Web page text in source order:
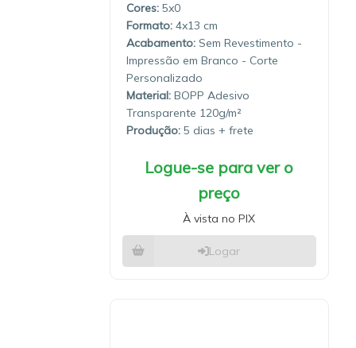
5x0
4x13
Sem Revestimento -
Impressão em Branco - Corte
Personalizado
Material: BOPP Adesivo
Transparente 120g/m²
Produção: 5 dias
Logue-se para ver o
preço
À vista no PIX
Logar